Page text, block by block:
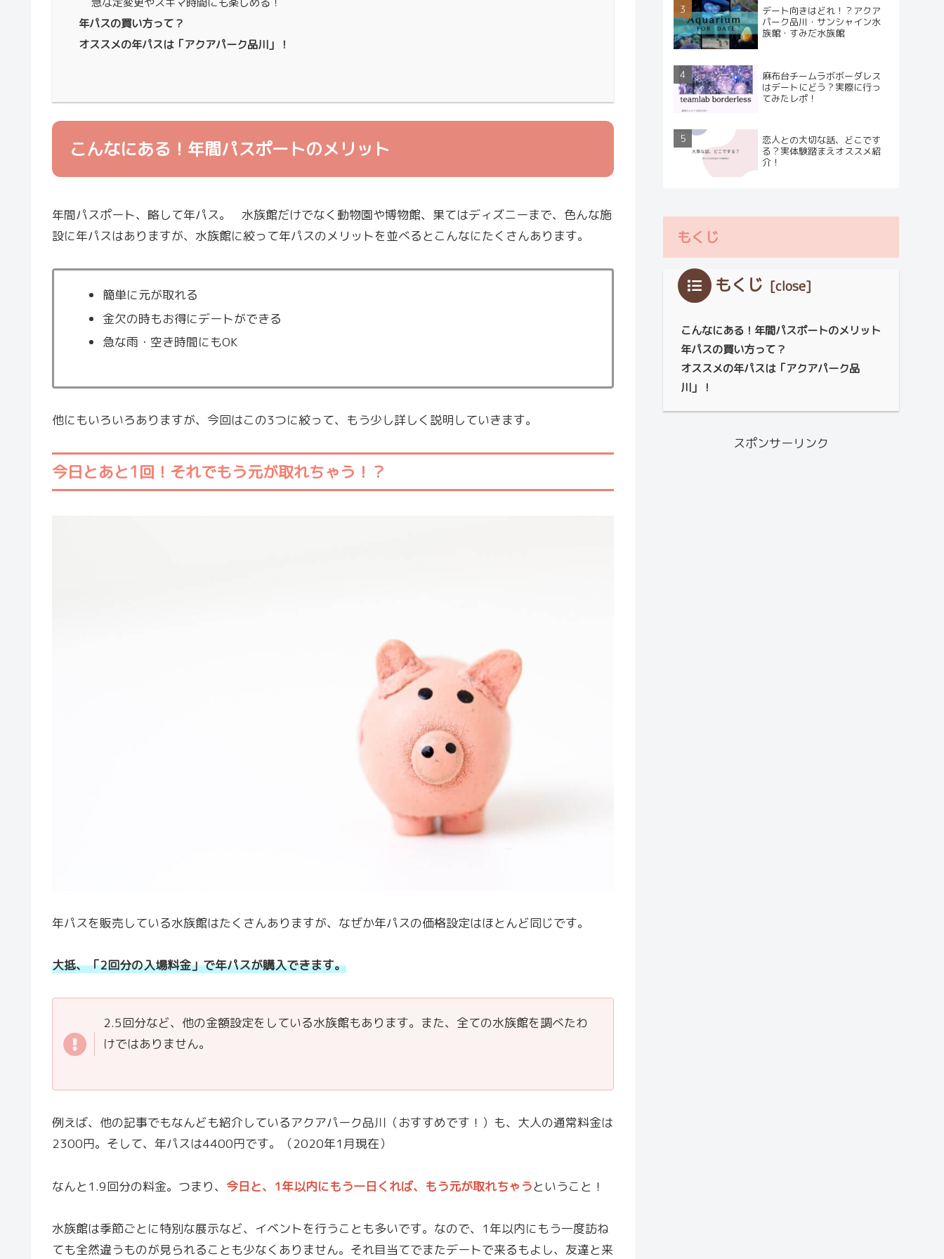
年パスの買い方って？
オススメの年パスは「アクアパーク品川」！
こんなにある！年間パスポートのメリット
年間パスポート、略して年パス。 水族館だけでなく動物園や博物館、果てはディズニーまで、色んな施
設に年パスはありますが、水族館に絞って年パスのメリットを並べるとこんなにたくさんあります。
簡単に元が取れる
金欠の時もお得にデートができる
急な雨・空き時間にもOK
他にもいろいろありますが、今回はこの3つに絞って、もう少し詳しく説明していきます。
今日とあと1回！それでもう元が取れちゃう！？
年パスを販売している水族館はたくさんありますが、なぜか年パスの価格設定はほとんど同じです。
大抵、「2回分の入場料金」で年パスが購入できます。
2.5回分など、他の金額設定をしている水族館もあります。また、全ての水族館を調べたわ
けではありません。
例えば、他の記事でもなんども紹介しているアクアパーク品川（おすすめです！）も、大人の通常料金は
2300円。そして、年パスは4400円です。（2020年1月現在）
なんと1.9回分の料金。つまり、 今日と、1年以内にもう一日くれば、もう元が取れちゃうということ！
水族館は季節ごとに特別な展示など、イベントを行うことも多いです。なので、1年以内にもう一度訪ね
ても全然違うものが見られることも少なくありません。それ目当てでまたデートで来るもよし、友達と来
デート向きはどれ！？アクア
パーク品川・サンシャイン水
族館・すみだ水族館
麻布台チームラボボーダレス
はデートにどう？実際に行っ
てみたレポ！
恋人との大切な話、どこです
る？実体験踏まえオススメ紹
介！
もくじ
もくじ
こんなにある！年間パスポートのメリット
年パスの買い方って？
オススメの年パスは「アクアパーク品
川」！
スポンサーリンク